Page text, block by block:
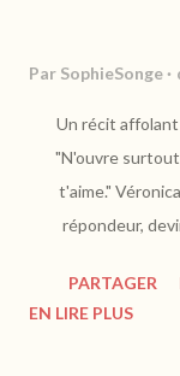
Par SophieSonge
Un récit
"N'ouvre surtout
t'aime."
répondeur,
s'enfermer
https://
PARTAGER
EN LIRE PLUS